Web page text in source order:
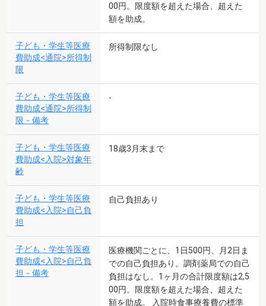
00円。限度額を超えた場合、超えた
額を助成。
子ども・学生等医療
費助成<通院>所得制
限
所得制限なし
子ども・学生等医療
費助成<通院>所得制
限－備考
-
子ども・学生等医療
費助成<入院>対象年
齢
18歳3月末まで
子ども・学生等医療
費助成<入院>自己負
担
自己負担あり
子ども・学生等医療
費助成<入院>自己負
担－備考
医療機関ごとに、1日500円、月2日ま
での自己負担あり。調剤薬局での自己
負担はなし。1ヶ月の合計限度額は2,5
00円。限度額を超えた場合、超えた
額を助成。 入院時食事療養費の標準